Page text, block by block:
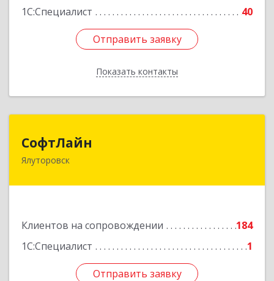
1С:Специалист
40
Отправить заявку
Показать контакты
Отправить заявку
Назад
СофтЛайн
Ялуторовск
Клиентов на сопровождении
184
1С:Специалист
1
Отправить заявку
627010, Тюменская обл, Ялуторовский р-н,
Отправить заявку